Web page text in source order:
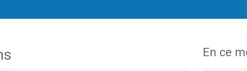
au bénéfice des haut-saônois depuis 1983. En ce